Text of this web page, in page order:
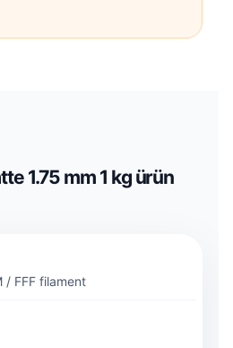
1.75 mm 1 kg ürün
/ FFF filament